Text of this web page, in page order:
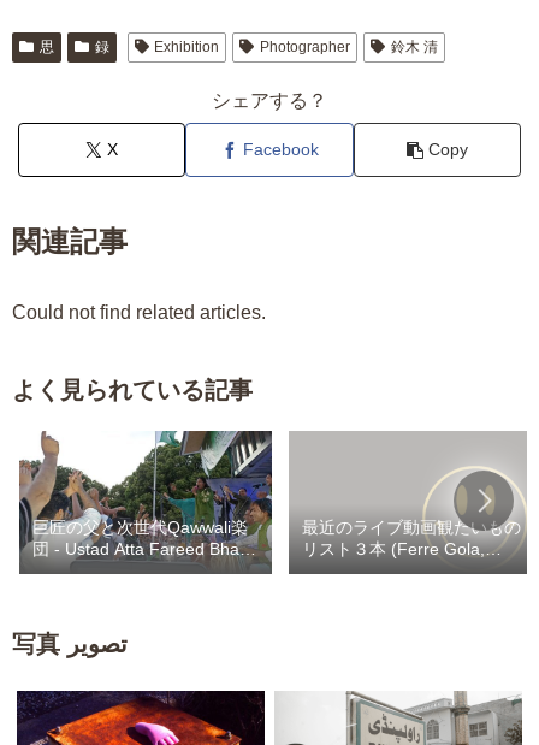
思 録 Exhibition Photographer 鈴木 清
シェアする？
X Facebook Copy
関連記事
Could not find related articles.
よく見られている記事
巨匠の父と次世代Qawwali楽
団 - Ustad Atta Fareed Bhag /
Kaley Khan Bhag
最近のライブ動画観たいもの
リスト３本 (Ferre Gola,
Heritier Watanabe,
写真 تصویر